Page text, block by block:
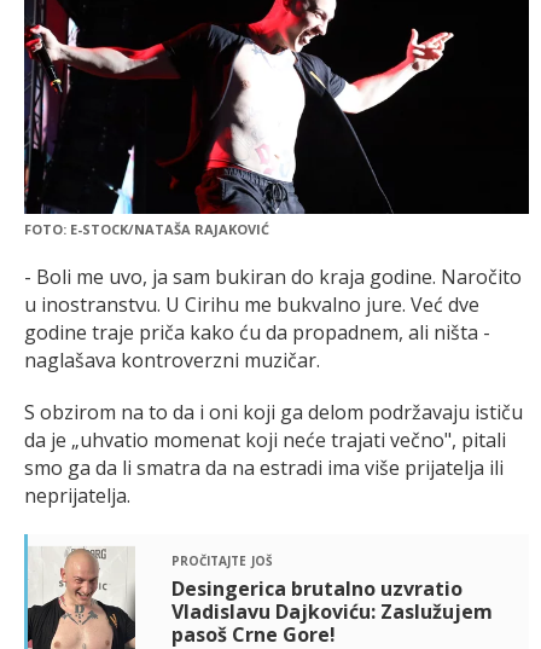
FOTO: E-STOCK/NATAŠA RAJAKOVIĆ
- Boli me uvo, ja sam bukiran do kraja godine. Naročito
u inostranstvu. U Cirihu me bukvalno jure. Već dve
godine traje priča kako ću da propadnem, ali ništa -
naglašava kontroverzni muzičar.
S obzirom na to da i oni koji ga delom podržavaju ističu
da je „uhvatio momenat koji neće trajati večno", pitali
smo ga da li smatra da na estradi ima više prijatelja ili
neprijatelja.
pročitajte još
Desingerica brutalno uzvratio
Vladislavu Dajkoviću: Zaslužujem
pasoš Crne Gore!